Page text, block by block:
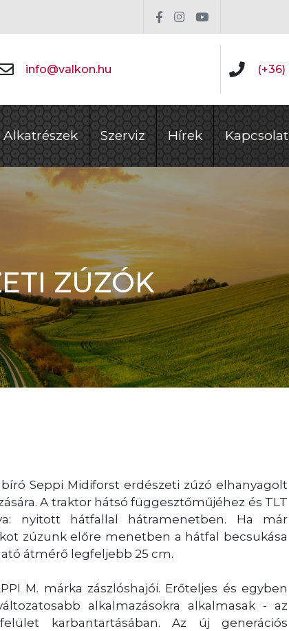
info@valkon.hu
Alkatrészek Szerviz Hírek Kapcsolat
ZÚZÓK
Seppi Midiforst erdészeti zúzó elhanyagolt
A traktor hátsó függesztőműjéhez és TLT
nyitott hátfallal hátramenetben. Ha már
zúzunk előre menetben a hátfal becsukása
átmérő legfeljebb 25 cm.
M. márka zászlóshajói. Erőteljes és egyben
alkalmazásokra alkalmasak - az
karbantartásában. Az új generációs